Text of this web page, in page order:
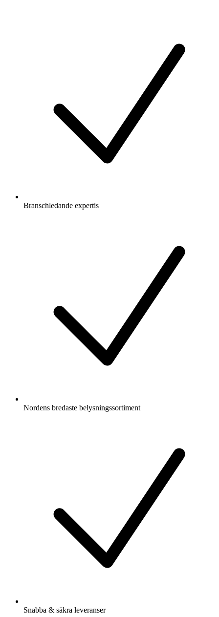
Branschledande expertis
Nordens bredaste belysningssortiment
Snabba & säkra leveranser